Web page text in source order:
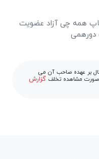
همه چی آزاد عضویت
دورهمی
بر عهده صاحب آن می
صورت مشاهده تخلف گزارش